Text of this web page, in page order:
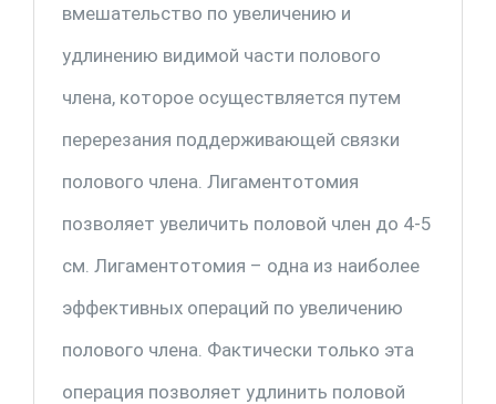
вмешательство по увеличению и
удлинению видимой части полового
члена, которое осуществляется путем
перерезания поддерживающей связки
полового члена. Лигаментотомия
позволяет увеличить половой член до 4-5
см. Лигаментотомия – одна из наиболее
эффективных операций по увеличению
полового члена. Фактически только эта
операция позволяет удлинить половой